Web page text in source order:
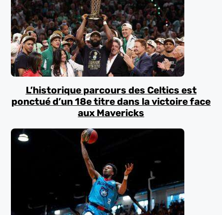
L’historique parcours des Celtics est
ponctué d’un 18e titre dans la victoire face
aux Mavericks